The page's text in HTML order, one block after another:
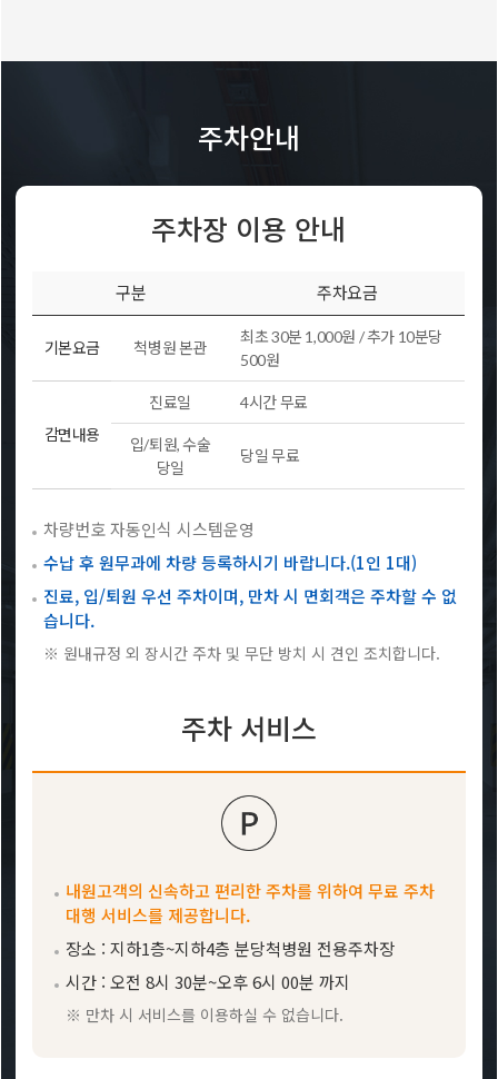
주차안내
주차장 이용 안내
구분 주차요금
기본요금 척병원 본관
최초 30분 1,000원 / 추가 10분당
500원
감면내용
진료일 4시간 무료
입/퇴원, 수술
당일
당일 무료
차량번호 자동인식 시스템운영
수납 후 원무과에 차량 등록하시기 바랍니다.(1인 1대)
진료, 입/퇴원 우선 주차이며, 만차 시 면회객은 주차할 수 없
습니다.
※ 원내규정 외 장시간 주차 및 무단 방치 시 견인 조치합니다.
주차 서비스
내원고객의 신속하고 편리한 주차를 위하여 무료 주차
대행 서비스를 제공합니다.
장소 : 지하1층~지하4층 분당척병원 전용주차장
시간 : 오전 8시 30분~오후 6시 00분 까지
※ 만차 시 서비스를 이용하실 수 없습니다.